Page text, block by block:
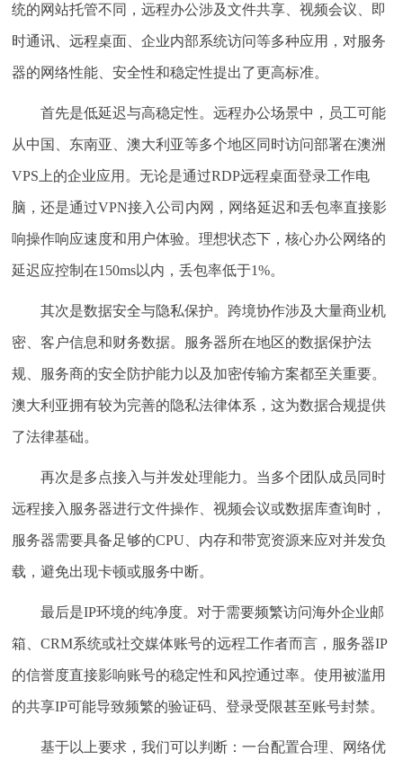
统的网站托管不同，远程办公涉及文件共享、视频会议、即
时通讯、远程桌面、企业内部系统访问等多种应用，对服务
器的网络性能、安全性和稳定性提出了更高标准。
首先是低延迟与高稳定性。远程办公场景中，员工可能
从中国、东南亚、澳大利亚等多个地区同时访问部署在澳洲
VPS上的企业应用。无论是通过RDP远程桌面登录工作电
脑，还是通过VPN接入公司内网，网络延迟和丢包率直接影
响操作响应速度和用户体验。理想状态下，核心办公网络的
延迟应控制在150ms以内，丢包率低于1%。
其次是数据安全与隐私保护。 跨境协作涉及大量商业机
密、客户信息和财务数据。服务器所在地区的数据保护法
规、服务商的安全防护能力以及加密传输方案都至关重要。
澳大利亚拥有较为完善的隐私法律体系，这为数据合规提供
了法律基础。
再次是多点接入与并发处理能力。 当多个团队成员同时
远程接入服务器进行文件操作、视频会议或数据库查询时，
服务器需要具备足够的CPU、内存和带宽资源来应对并发负
载，避免出现卡顿或服务中断。
最后是IP环境的纯净度。 对于需要频繁访问海外企业邮
箱、CRM系统或社交媒体账号的远程工作者而言，服务器IP
的信誉度直接影响账号的稳定性和风控通过率。使用被滥用
的共享IP可能导致频繁的验证码、登录受限甚至账号封禁。
基于以上要求，我们可以判断：一台配置合理、网络优